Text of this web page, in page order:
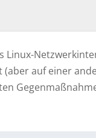
Linux-
auf einer